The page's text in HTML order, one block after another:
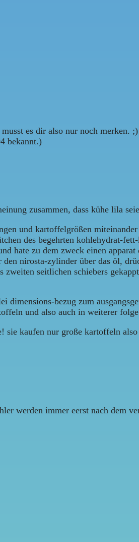
es dir also nur noch merken. ;)
bekannt.)
zusammen, dass kühe lila
und kartoffelgrößen
des begehrten kohlehydrat-
hate zu dem zweck einen
nirosta-zylinder über das öl,
zweiten seitlichen schiebers
bezug zum
und also auch in weiterer
sie kaufen nur große kartoffeln
werden immer eerst nach dem